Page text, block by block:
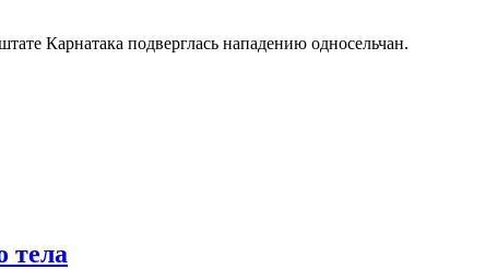
Карнатака подверглась нападению односельчан.
тела